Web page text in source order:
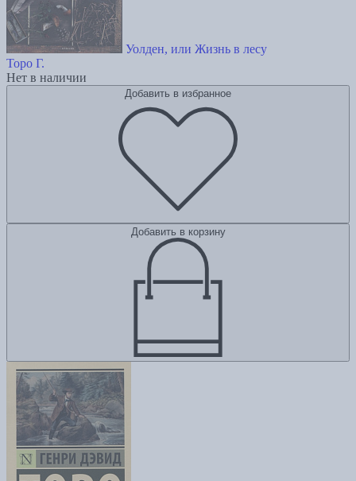
Уолден, или Жизнь в лесу
Торо Г.
Нет в наличии
Добавить в избранное
Добавить в корзину